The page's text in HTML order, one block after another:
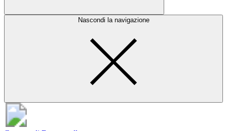
Nascondi la navigazione